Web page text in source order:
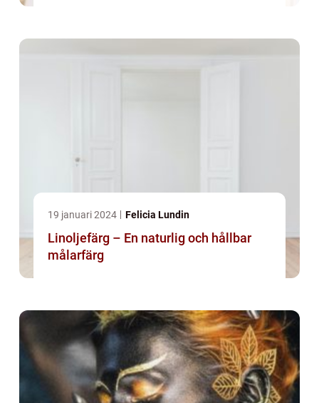
19 januari 2024 Felicia Lundin
Linoljefärg – En naturlig och hållbar
målarfärg